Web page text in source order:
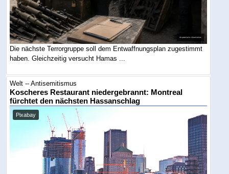
Die nächste Terrorgruppe soll dem Entwaffnungsplan zugestimmt
haben. Gleichzeitig versucht Hamas ...
Welt -- Antisemitismus
Koscheres Restaurant niedergebrannt: Montreal
fürchtet den nächsten Hassanschlag
Pixabay